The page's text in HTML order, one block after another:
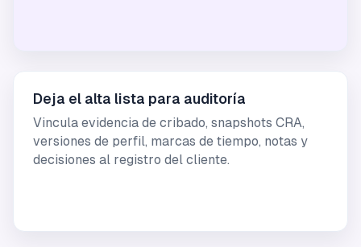
Deja el alta lista para auditoría
Vincula evidencia de cribado, snapshots CRA,
versiones de perfil, marcas de tiempo, notas y
decisiones al registro del cliente.